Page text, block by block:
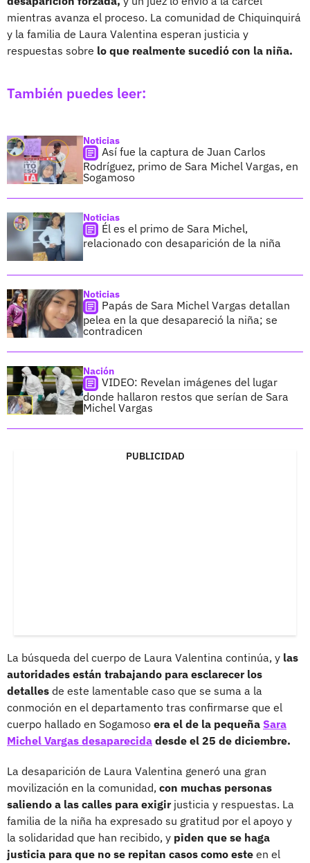
mientras avanza el proceso. La comunidad de Chiquinquirá
y la familia de Laura Valentina esperan justicia y
respuestas sobre lo que realmente sucedió con la niña.
También puedes leer:
Noticias
Así fue la captura de Juan Carlos
Rodríguez, primo de Sara Michel Vargas, en
Sogamoso
Noticias
Él es el primo de Sara Michel,
relacionado con desaparición de la niña
Noticias
Papás de Sara Michel Vargas detallan
pelea en la que desapareció la niña; se
contradicen
Nación
VIDEO: Revelan imágenes del lugar
donde hallaron restos que serían de Sara
Michel Vargas
PUBLICIDAD
La búsqueda del cuerpo de Laura Valentina continúa, y las
autoridades están trabajando para esclarecer los
detalles de este lamentable caso que se suma a la
conmoción en el departamento tras confirmarse que el
cuerpo hallado en Sogamoso era el de la pequeña Sara
Michel Vargas desaparecida desde el 25 de diciembre.
La desaparición de Laura Valentina generó una gran
movilización en la comunidad, con muchas personas
saliendo a las calles para exigirjusticia y respuestas. La
familia de la niña ha expresado su gratitud por el apoyo y
la solidaridad que han recibido, y piden que se haga
justicia para que no se repitan casos como este en el